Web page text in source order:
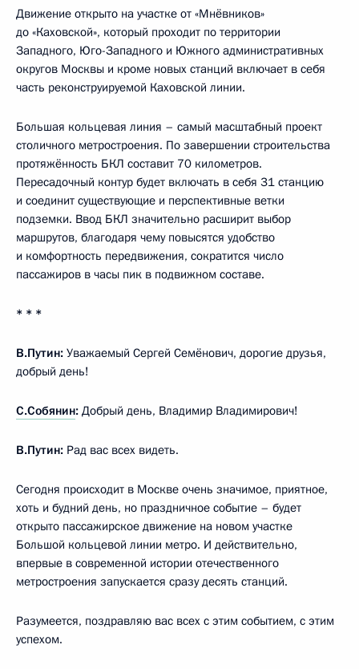
Движение открыто на участке от «Мнёвников»
до «Каховской», который проходит по территории
Западного, Юго-Западного и Южного административных
округов Москвы и кроме новых станций включает в себя
часть реконструируемой Каховской линии.
Большая кольцевая линия – самый масштабный проект
столичного метростроения. По завершении строительства
протяжённость БКЛ составит 70 километров.
Пересадочный контур будет включать в себя 31 станцию
и соединит существующие и перспективные ветки
подземки. Ввод БКЛ значительно расширит выбор
маршрутов, благодаря чему повысятся удобство
и комфортность передвижения, сократится число
пассажиров в часы пик в подвижном составе.
* * *
В.Путин: Уважаемый Сергей Семёнович, дорогие друзья,
добрый день!
С.Собянин: Добрый день, Владимир Владимирович!
В.Путин: Рад вас всех видеть.
Сегодня происходит в Москве очень значимое, приятное,
хоть и будний день, но праздничное событие – будет
открыто пассажирское движение на новом участке
Большой кольцевой линии метро. И действительно,
впервые в современной истории отечественного
метростроения запускается сразу десять станций.
Разумеется, поздравляю вас всех с этим событием, с этим
успехом.